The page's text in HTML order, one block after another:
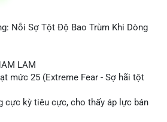
Nỗi Sợ Tột Độ Bao Trùm Khi Dòng
LAM
mức 25 (Extreme Fear - Sợ hãi tột
cực kỳ tiêu cực, cho thấy áp lực bán